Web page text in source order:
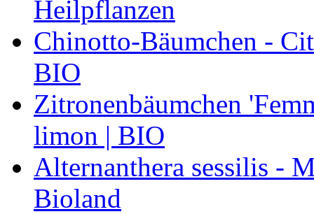
Heilpflanzen
Chinotto-Bäumchen -
BIO
Zitronenbäumchen
limon | BIO
Alternanthera sessilis -
Bioland